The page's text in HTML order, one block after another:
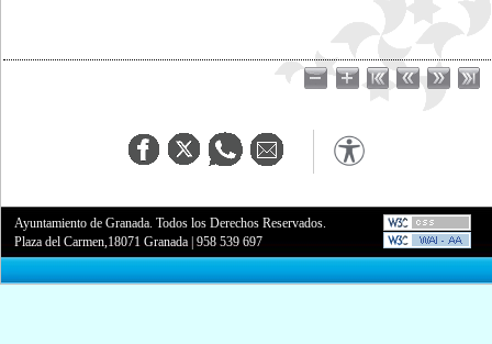
Ayuntamiento de Granada. Todos los Derechos Reservados.
Plaza del Carmen,18071 Granada |958 539 697